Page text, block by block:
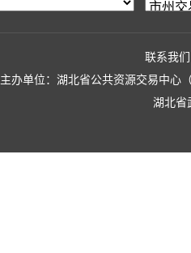
联系我们
主办单位：湖北省公共资源交易中心
湖北省